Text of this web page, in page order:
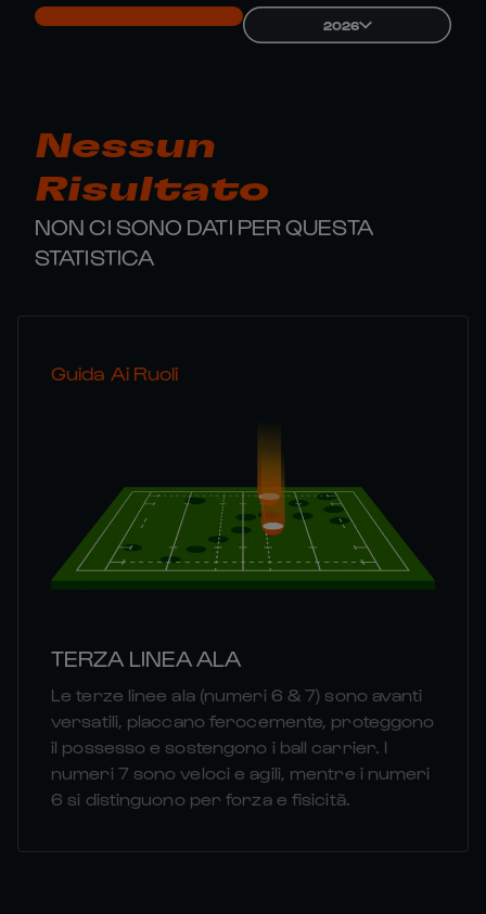
2026
Nessun
Risultato
NON CI SONO DATI PER QUESTA
STATISTICA
Guida Ai Ruoli
TERZA LINEA ALA
Le terze linee ala (numeri 6 & 7) sono avanti
versatili, placcano ferocemente, proteggono
il possesso e sostengono i ball carrier. I
numeri 7 sono veloci e agili, mentre i numeri
6 si distinguono per forza e fisicità.